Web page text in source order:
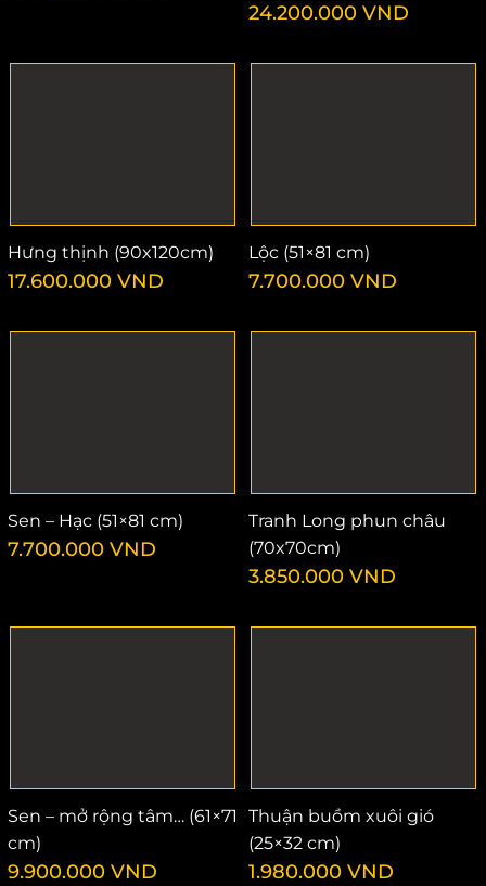
24.200.000 VND
Hưng thịnh (90x120cm)
17.600.000 VND
Lộc (51×81 cm)
7.700.000 VND
Sen – Hạc (51×81 cm)
7.700.000 VND
Tranh Long phun châu
(70x70cm)
3.850.000 VND
Sen – mở rộng tâm… (61×71
cm)
9.900.000 VND
Thuận buồm xuôi gió
(25×32 cm)
1.980.000 VND